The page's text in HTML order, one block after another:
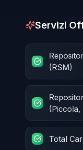
Servizi
(RSM)
(Piccola,
Total